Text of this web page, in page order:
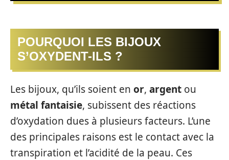
POURQUOI LES BIJOUX
S’OXYDENT-ILS ?
Les bijoux, qu’ils soient en or, argent ou
métal fantaisie, subissent des réactions
d’oxydation dues à plusieurs facteurs. L’une
des principales raisons est le contact avec la
transpiration et l’acidité de la peau. Ces